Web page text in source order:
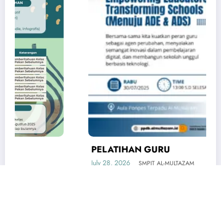
PELATIHAN GURU
SMPIT AL-MULTAZAM